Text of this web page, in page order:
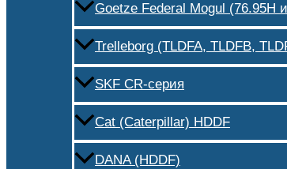
Goetze Federal Mogul (76.95H
Trelleborg (TLDFA, TLDFB,
SKF CR-серия
Cat (Caterpillar) HDDF
DANA (HDDF)